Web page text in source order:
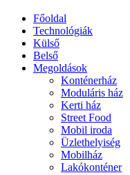
Főoldal
Technológiák
Külső
Belső
Megoldások
Konténerház
Moduláris ház
Kerti ház
Street Food
Mobil iroda
Üzlethelyiség
Mobilház
Lakókonténer